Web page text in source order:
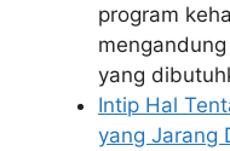
program
yang
Intip Hal
yang Jarang